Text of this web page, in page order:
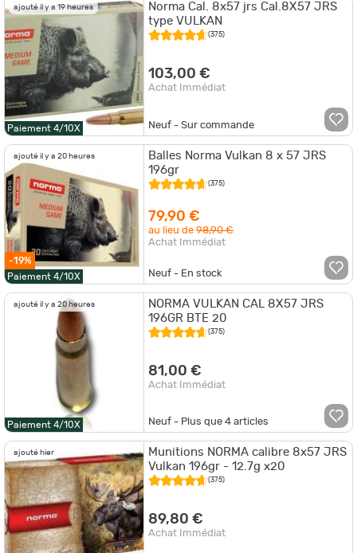
ajouté il y a 19 heures
Paiement 4/10X
Norma Cal. 8x57 jrs Cal.8X57 JRS
type VULKAN
(375)
103,00 €
Achat Immédiat
Neuf - Sur commande
ajouté il y a 20 heures
-19%
Paiement 4/10X
Balles Norma Vulkan 8 x 57 JRS
196gr
(375)
79,90 €
au lieu de98,90 €
Achat Immédiat
Neuf - En stock
ajouté il y a 20 heures
Paiement 4/10X
NORMA VULKAN CAL 8X57 JRS
196GR BTE 20
(375)
81,00 €
Achat Immédiat
Neuf - Plus que4 articles
ajouté hier
Munitions NORMA calibre 8x57 JRS
Vulkan 196gr - 12.7g x20
(375)
89,80 €
Achat Immédiat